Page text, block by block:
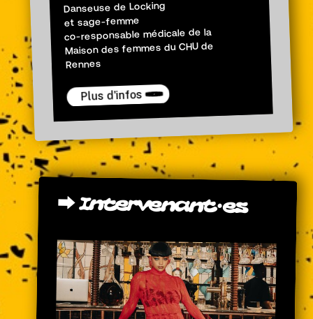
Danseuse de Locking
et sage-femme
co-responsable médicale de la
Maison des femmes du CHU de
Rennes
Plus d'infos
⮕Intervenant·es